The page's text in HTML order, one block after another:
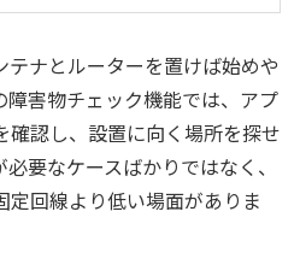
テナとルーターを置けば始めや
障害物チェック機能では、アプ
確認し、設置に向く場所を探せ
要なケースばかりではなく、
回線より低い場面がありま